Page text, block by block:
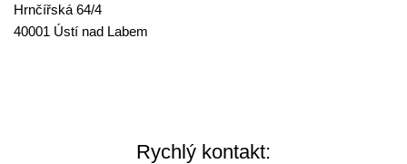
Hrnčířská 64/4
40001 Ústí nad Labem
Rychlý kontakt: